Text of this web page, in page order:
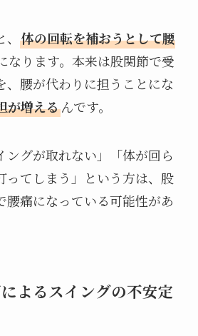
体の回転を補おうとして腰
なります。本来は股関節で受
、腰が代わりに担うことにな
が増えるんです。
ングが取れない」「体が回ら
ってしまう」という方は、股
腰痛になっている可能性があ
よるスイングの不安定